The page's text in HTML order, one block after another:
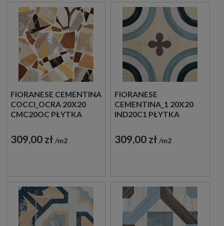
FIORANESE CEMENTINA
COCCI_OCRA 20X20
CMC20OC PŁYTKA
309,00 zł m2
FIORANESE
CEMENTINA_1 20X20
IND20C1 PŁYTKA
309,00 zł m2